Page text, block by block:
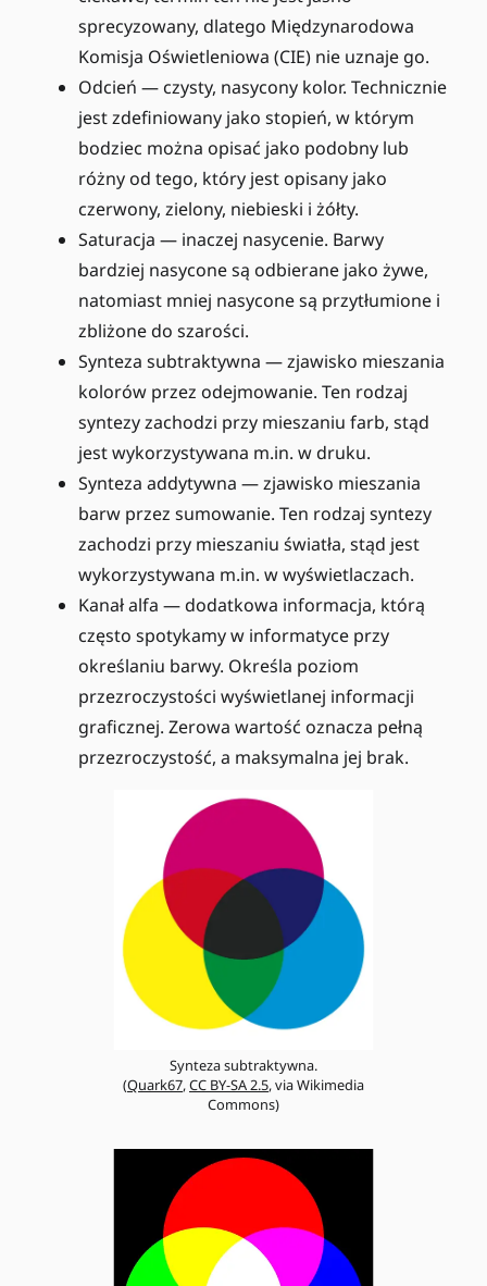
sprecyzowany, dlatego Międzynarodowa
Komisja Oświetleniowa (CIE) nie uznaje go.
Odcień — czysty, nasycony kolor. Technicznie
jest zdefiniowany jako stopień, w którym
bodziec można opisać jako podobny lub
różny od tego, który jest opisany jako
czerwony, zielony, niebieski i żółty.
Saturacja — inaczej nasycenie. Barwy
bardziej nasycone są odbierane jako żywe,
natomiast mniej nasycone są przytłumione i
zbliżone do szarości.
Synteza subtraktywna — zjawisko mieszania
kolorów przez odejmowanie. Ten rodzaj
syntezy zachodzi przy mieszaniu farb, stąd
jest wykorzystywana m.in. w druku.
Synteza addytywna — zjawisko mieszania
barw przez sumowanie. Ten rodzaj syntezy
zachodzi przy mieszaniu światła, stąd jest
wykorzystywana m.in. w wyświetlaczach.
Kanał alfa — dodatkowa informacja, którą
często spotykamy w informatyce przy
określaniu barwy. Określa poziom
przezroczystości wyświetlanej informacji
graficznej. Zerowa wartość oznacza pełną
przezroczystość, a maksymalna jej brak.
Synteza subtraktywna.
(Quark67,CC BY-SA 2.5, via Wikimedia
Commons)